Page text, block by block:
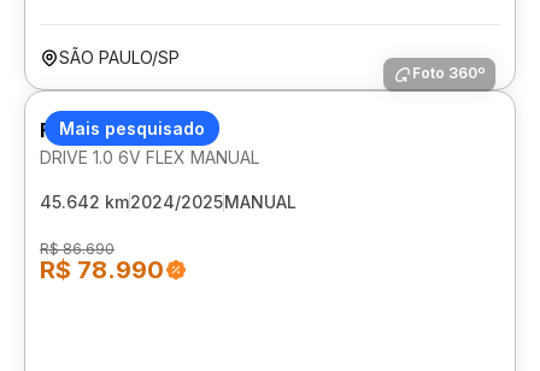
SÃO PAULO/SP
Mais pesquisado
Foto 360º
FIAT CRONOS
DRIVE 1.0 6V FLEX MANUAL
45.642 km2024/2025MANUAL
R$ 86.690
R$ 78.990